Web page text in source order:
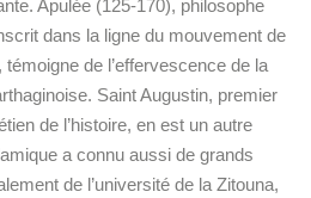
Apulée (125-170), philosophe
dans la ligne du mouvement de
de l’effervescence de la
Saint Augustin, premier
de l’histoire, en est un autre
a connu aussi de grands
de l’université de la Zitouna,